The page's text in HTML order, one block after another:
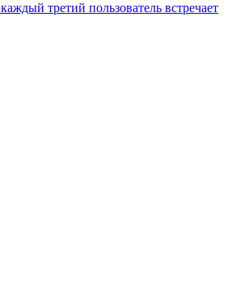
третий пользователь встречает